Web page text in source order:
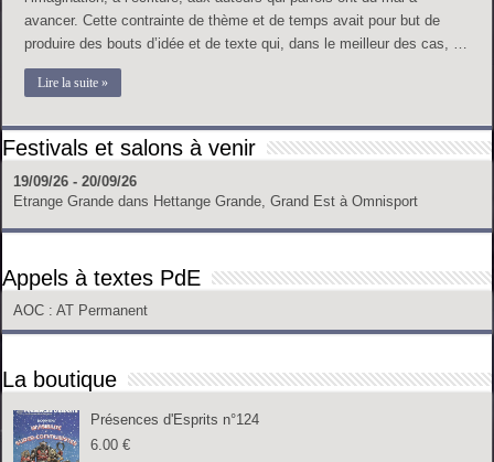
avancer. Cette contrainte de thème et de temps avait pour but de
produire des bouts d’idée et de texte qui, dans le meilleur des cas, …
Lire la suite »
Festivals et salons à venir
19/09/26 - 20/09/26
Etrange Grande dans Hettange Grande, Grand Est à Omnisport
Appels à textes PdE
AOC : AT Permanent
La boutique
Présences d'Esprits n°124
6.00€